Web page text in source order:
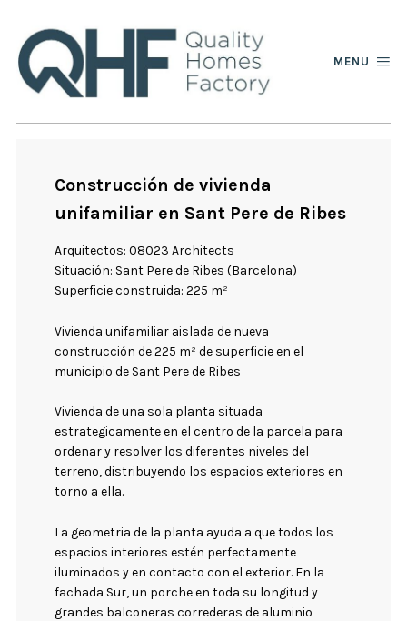
MENU
Construcción de vivienda
unifamiliar en Sant Pere de Ribes
Arquitectos: 08023 Architects
Situación: Sant Pere de Ribes (Barcelona)
Superficie construida: 225 m²
Vivienda unifamiliar aislada de nueva
construcción de 225 m² de superficie en el
municipio de Sant Pere de Ribes
Vivienda de una sola planta situada
estrategicamente en el centro de la parcela para
ordenar y resolver los diferentes niveles del
terreno, distribuyendo los espacios exteriores en
torno a ella.
La geometria de la planta ayuda a que todos los
espacios interiores estén perfectamente
iluminados y en contacto con el exterior. En la
fachada Sur, un porche en toda su longitud y
grandes balconeras correderas de aluminio